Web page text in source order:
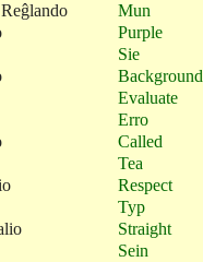
Mun
Purple
Sie
Background
Evaluate
Erro
Called
Tea
Respect
Typ
Straight
Sein